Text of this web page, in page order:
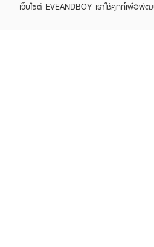
เว็บไซต์ EVEANDBOY เราใช้คุกกี้เพื่อ